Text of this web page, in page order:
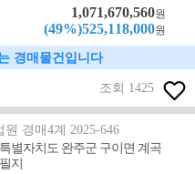
1,071,670,560원
(49%)525,118,000원
경매물건입니다
조회 1425
원 경매4계 2025-646
별자치도 완주군 구이면 계곡
지